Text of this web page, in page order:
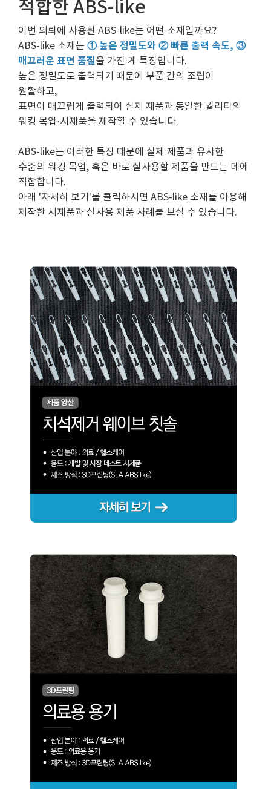
적합한 ABS-like
이번 의뢰에 사용된 ABS-like는 어떤 소재일까요?
ABS-like 소재는 ① 높은 정밀도와 ② 빠른 출력 속도, ③
매끄러운 표면 품질을 가진 게 특징입니다.
높은 정밀도로 출력되기 때문에 부품 간의 조립이
원활하고,
표면이 매끄럽게 출력되어 실제 제품과 동일한 퀄리티의
워킹 목업·시제품을 제작할 수 있습니다.
ABS-like는 이러한 특징 때문에 실제 제품과 유사한
수준의 워킹 목업, 혹은 바로 실사용할 제품을 만드는 데에
적합합니다.
아래 '자세히 보기'를 클릭하시면 ABS-like 소재를 이용해
제작한 시제품과 실사용 제품 사례를 보실 수 있습니다.